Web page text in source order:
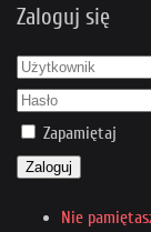
Zaloguj się
Zapamiętaj
Zaloguj
Nie